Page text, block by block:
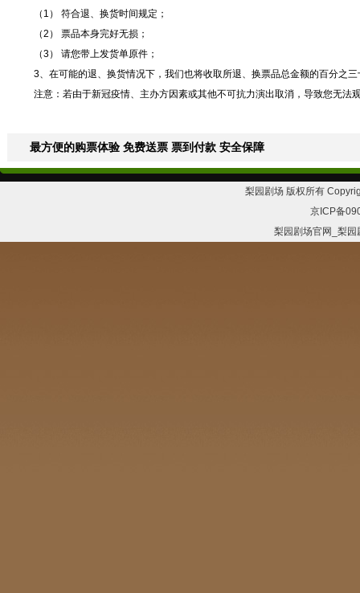
（1） 符合退、换货时间规定；
（2） 票品本身完好无损；
（3） 请您带上发货单原件；
3、在可能的退、换货情况下，我们也将收取所退、换票品总金额的百分之
注意：若由于新冠疫情、主办方因素或其他不可抗力演出取消，导致您无
最方便的购票体验 免费送票 票到付款 安全保障
梨园剧场 版权所有
京ICP备
梨园剧场官网_梨